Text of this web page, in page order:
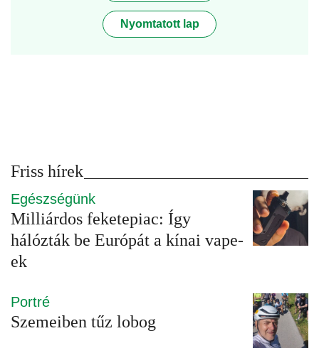
Nyomtatott lap
Friss hírek
Egészségünk
Milliárdos feketepiac: Így
hálózták be Európát a kínai vape-
ek
Portré
Szemeiben tűz lobog